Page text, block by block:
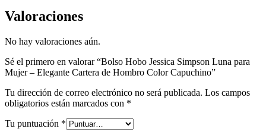
Valoraciones
No hay valoraciones aún.
Sé el primero en valorar “Bolso Hobo Jessica Simpson Luna para
Mujer – Elegante Cartera de Hombro Color Capuchino”
Tu dirección de correo electrónico no será publicada. Los campos
obligatorios están marcados con *
Tu puntuación *